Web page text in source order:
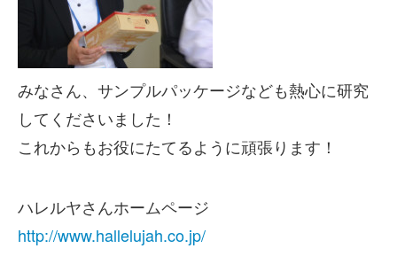
みなさん、サンプルパッケージなども熱心に研究
してくださいました！
これからもお役にたてるように頑張ります！
ハレルヤさんホームページ
http://www.hallelujah.co.jp/